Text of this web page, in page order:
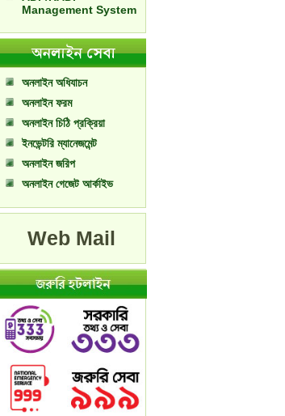
Management System
অনলাইন অধিযাচন
অনলাইন ফরম
অনলাইন চিঠি প্রক্রিয়া
ইনভেন্টরি ম্যানেজমেন্ট
অনলাইন জরিপ
অনলাইন গেজেট আর্কাইভ
Web Mail